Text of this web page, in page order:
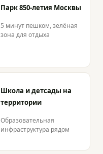
Парк 850-летия Москвы
5 минут пешком, зелёная
зона для отдыха
Школа и детсады на
территории
Образовательная
инфраструктура рядом